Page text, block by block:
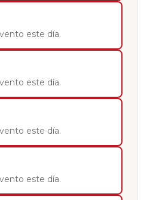
este día.
este día.
este día.
este día.